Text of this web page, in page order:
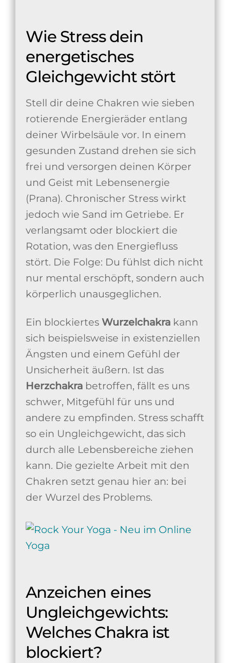
Wie Stress dein
energetisches
Gleichgewicht stört
Stell dir deine Chakren wie sieben
rotierende Energieräder entlang
deiner Wirbelsäule vor. In einem
gesunden Zustand drehen sie sich
frei und versorgen deinen Körper
und Geist mit Lebensenergie
(Prana). Chronischer Stress wirkt
jedoch wie Sand im Getriebe. Er
verlangsamt oder blockiert die
Rotation, was den Energiefluss
stört. Die Folge: Du fühlst dich nicht
nur mental erschöpft, sondern auch
körperlich unausgeglichen.
Ein blockiertes Wurzelchakrakann
sich beispielsweise in existenziellen
Ängsten und einem Gefühl der
Unsicherheit äußern. Ist das
Herzchakrabetroffen, fällt es uns
schwer, Mitgefühl für uns und
andere zu empfinden. Stress schafft
so ein Ungleichgewicht, das sich
durch alle Lebensbereiche ziehen
kann. Die gezielte Arbeit mit den
Chakren setzt genau hier an: bei
der Wurzel des Problems.
Anzeichen eines
Ungleichgewichts:
Welches Chakra ist
blockiert?